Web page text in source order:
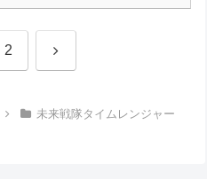
くらいのイメージかな
2 次
未来戦隊タイムレンジャー